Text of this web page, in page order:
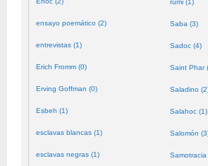
ensayo poemático (2)
entrevistas (1)
Erich Fromm (0)
Erving Goffman (0)
Esbeh (1)
esclavas blancas (1)
esclavas negras (1)
rumi (1)
Saba (3)
Sadoc (4)
Saint Phar
Saladino
Salahoc (1)
Salomón
Samotracia